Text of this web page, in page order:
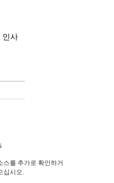
인사
를
다.
스를 추가로 확인하거
십시오.